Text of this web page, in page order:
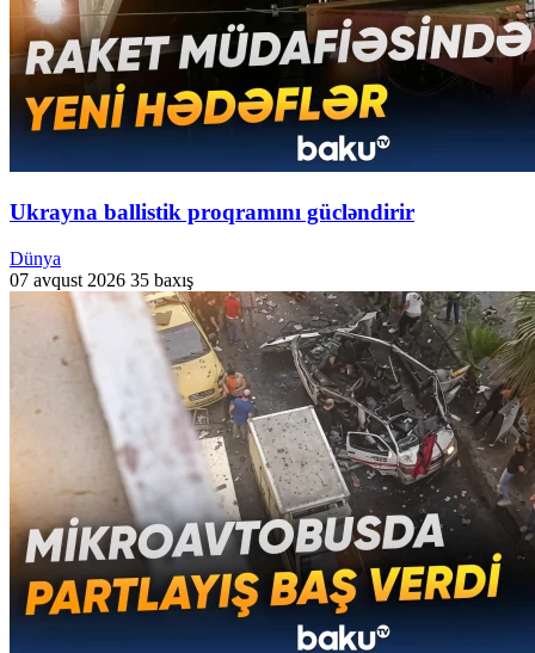
Ukrayna ballistik proqramını gücləndirir
Dünya
07 avqust 2026 35 baxış